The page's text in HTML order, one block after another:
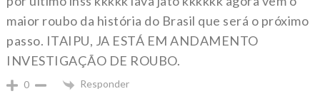
maior roubo da história do Brasil que será o próximo
passo. ITAIPU, JA ESTÁ EM ANDAMENTO
INVESTIGAÇÃO DE ROUBO.
0 Responder